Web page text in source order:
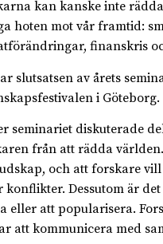
kan kanske inte
hoten mot vår framtid:
finanskris
slutsatsen av årets
i
seminariet diskuterade
från att rädda
och att forskare
konflikter. Dessutom är
eller att popularisera.
att kommunicera med